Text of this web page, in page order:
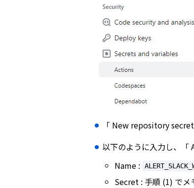
「 New repository secret
以下のように入力し、「
Name :
Secret : 手順 (1) で